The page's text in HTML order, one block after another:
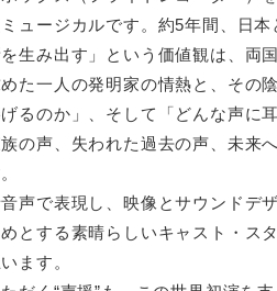
ュージカルです。約5年間、日
生み出す」という価値観は、両
た一人の発明家の情熱と、その
るのか」、そして「どんな声に
の声、失われた過去の声、未来
声で表現し、映像とサウンドデ
とする素晴らしいキャスト・ス
ます。